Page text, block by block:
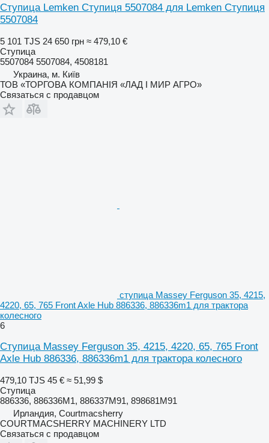
Ступица Lemken Ступиця 5507084 для Lemken Ступиця
5507084
5 101 TJS 24 650 грн ≈ 479,10 €
Ступица
5507084 5507084, 4508181
Украина, м. Київ
ТОВ «ТОРГОВА КОМПАНІЯ «ЛАД І МИР АГРО»
Связаться с продавцом
ступица Massey Ferguson 35, 4215,
4220, 65, 765 Front Axle Hub 886336, 886336m1 для трактора
колесного
6
Ступица Massey Ferguson 35, 4215, 4220, 65, 765 Front
Axle Hub 886336, 886336m1 для трактора колесного
479,10 TJS 45 € ≈ 51,99 $
Ступица
886336, 886336M1, 886337M91, 898681M91
Ирландия, Courtmacsherry
COURTMACSHERRY MACHINERY LTD
Связаться с продавцом